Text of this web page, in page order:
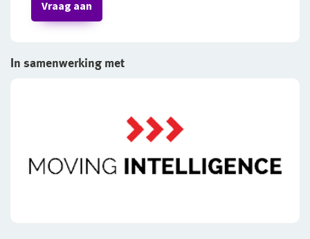
Vraag aan
In samenwerking met